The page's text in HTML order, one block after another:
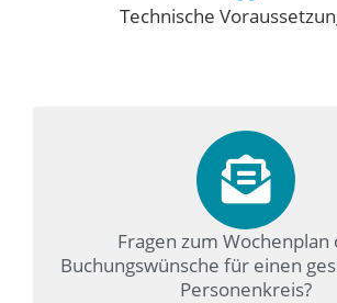
Technische
Fragen zum Wochenplan
Buchungswünsche für einen
Personenkreis?